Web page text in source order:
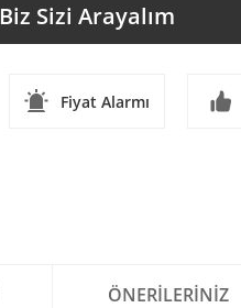
Biz Sizi Arayalım
Fiyat Alarmı
ÖNERILERINIZ